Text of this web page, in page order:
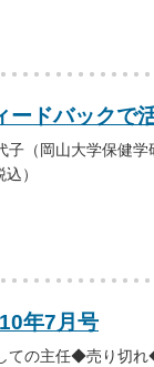
ードバック
（岡山大学保健学
）
年7月号
ての主任◆売り切